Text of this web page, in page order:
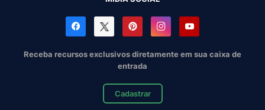
Receba recursos exclusivos diretamente em sua caixa de
entrada
Cadastrar